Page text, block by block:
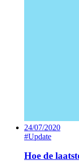
24/07/2020
#Update
Hoe de